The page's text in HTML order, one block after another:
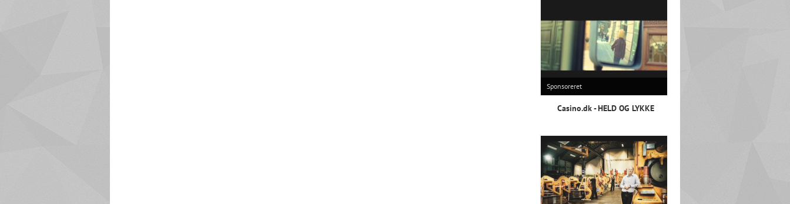
Sponsoreret
Casino.dk - HELD OG LYKKE